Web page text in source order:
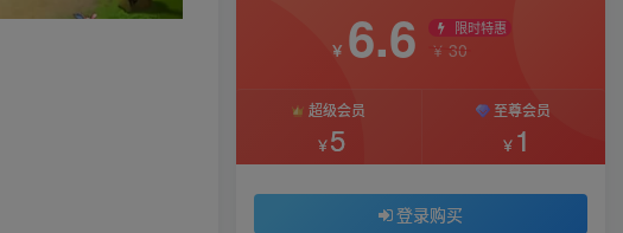
￥ 6.6 限时特惠
￥ 30
超级会员
￥5
至尊会员
￥ 1
登录购买